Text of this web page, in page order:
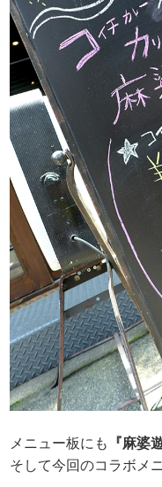
メニュー板にも 『麻婆
そして今回のコラボメ